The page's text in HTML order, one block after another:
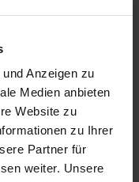
Anzeigen zu
Medien anbieten
Website zu
zu Ihrer
Partner für
weiter. Unsere
sind